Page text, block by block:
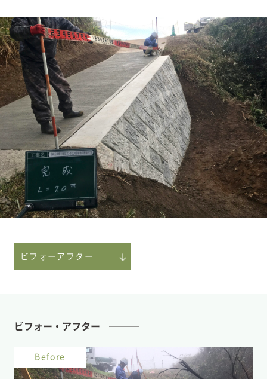
ビフォーアフター
ビフォー・アフター
Before